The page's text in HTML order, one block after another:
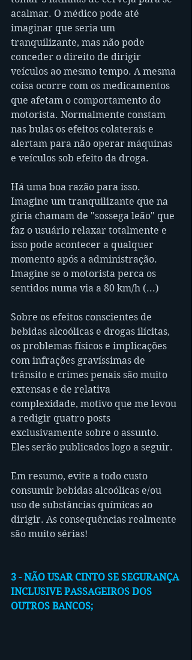
acalmar. O médico pode até
imaginar que seria um
tranquilizante, mas não pode
conceder o direito de dirigir
veículos ao mesmo tempo. A mesma
coisa ocorre com os medicamentos
que afetam o comportamento do
motorista. Normalmente constam
nas bulas os efeitos colaterais e
alertam para não operar máquinas
e veículos sob efeito da droga.
Há uma boa razão para isso.
Imagine um tranquilizante que na
gíria chamam de "sossega leão" que
faz o usuário relaxar totalmente e
isso pode acontecer a qualquer
momento após a administração.
Imagine se o motorista perca os
sentidos numa via a 80 km/h (...)
Sobre os efeitos conscientes de
bebidas alcoólicas e drogas ilícitas,
os problemas físicos e implicações
com infrações gravíssimas de
trânsito e crimes penais são muito
extensas e de relativa
complexidade, motivo que me levou
a redigir quatro posts
exclusivamente sobre o assunto.
Eles serão publicados logo a seguir.
Em resumo, evite a todo custo
consumir bebidas alcoólicas e/ou
uso de substâncias químicas ao
dirigir. As consequências realmente
são muito sérias!
3 - NÃO USAR CINTO SE SEGURANÇA
INCLUSIVE PASSAGEIROS DOS
OUTROS BANCOS;